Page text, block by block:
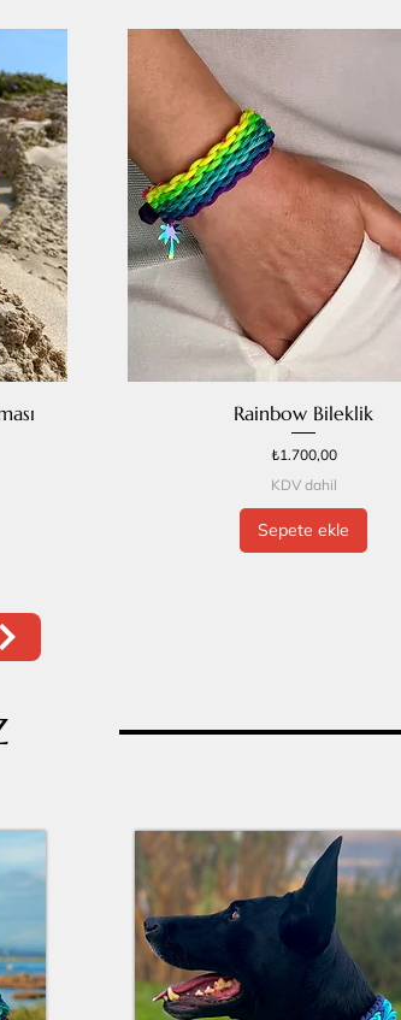
Rainbow Bileklik
Fiyat
₺1.700,00
KDV dahil
Sepete ekle